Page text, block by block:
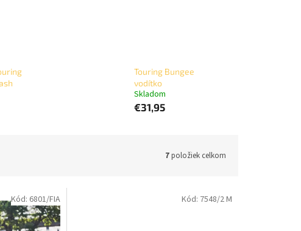
Touring Bungee
vodítko
Skladom
€31,95
7položiek celkom
Kód: 6801/FIA Kód: 7548/2 M